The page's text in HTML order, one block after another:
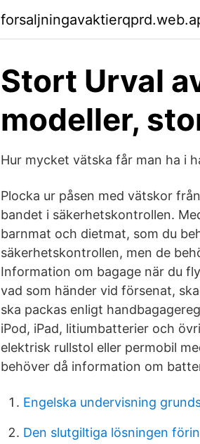
Stort Urval
modeller,
Hur mycket vätska får man ha i
Plocka ur påsen med vätskor
bandet i säkerhetskontrollen.
barnmat och dietmat, som du
säkerhetskontrollen, men de
Information om bagage när du
vad som händer vid försenat,
ska packas enligt
iPod, iPad, litiumbatterier och
elektrisk rullstol eller permobil
behöver då information om
Engelska undervisning
Den slutgiltiga lösningen